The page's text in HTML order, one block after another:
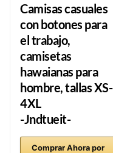
Camisas casuales
con botones para
el trabajo,
camisetas
hawaianas para
hombre, tallas XS-
4XL
-Jndtueit-
Comprar Ahora por